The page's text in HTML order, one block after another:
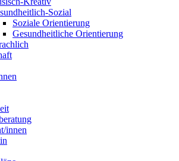
Sozial
Soziale Orientierung
Gesundheitliche Orientierung
innen